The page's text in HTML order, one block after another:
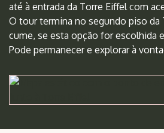
até à entrada da Torre Eiffel com
O tour termina no segundo piso da
cume, se esta opção for escolhida
Pode permanecer e explorar à